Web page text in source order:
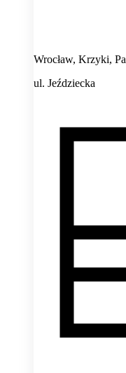
Wrocław, Krzyki,
ul. Jeździecka